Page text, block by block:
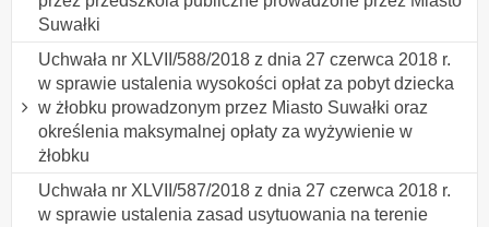
Suwałki
Uchwała nr XLVII/588/2018 z dnia 27 czerwca 2018 r.
w sprawie ustalenia wysokości opłat za pobyt dziecka
w żłobku prowadzonym przez Miasto Suwałki oraz
określenia maksymalnej opłaty za wyżywienie w
żłobku
Uchwała nr XLVII/587/2018 z dnia 27 czerwca 2018 r.
w sprawie ustalenia zasad usytuowania na terenie